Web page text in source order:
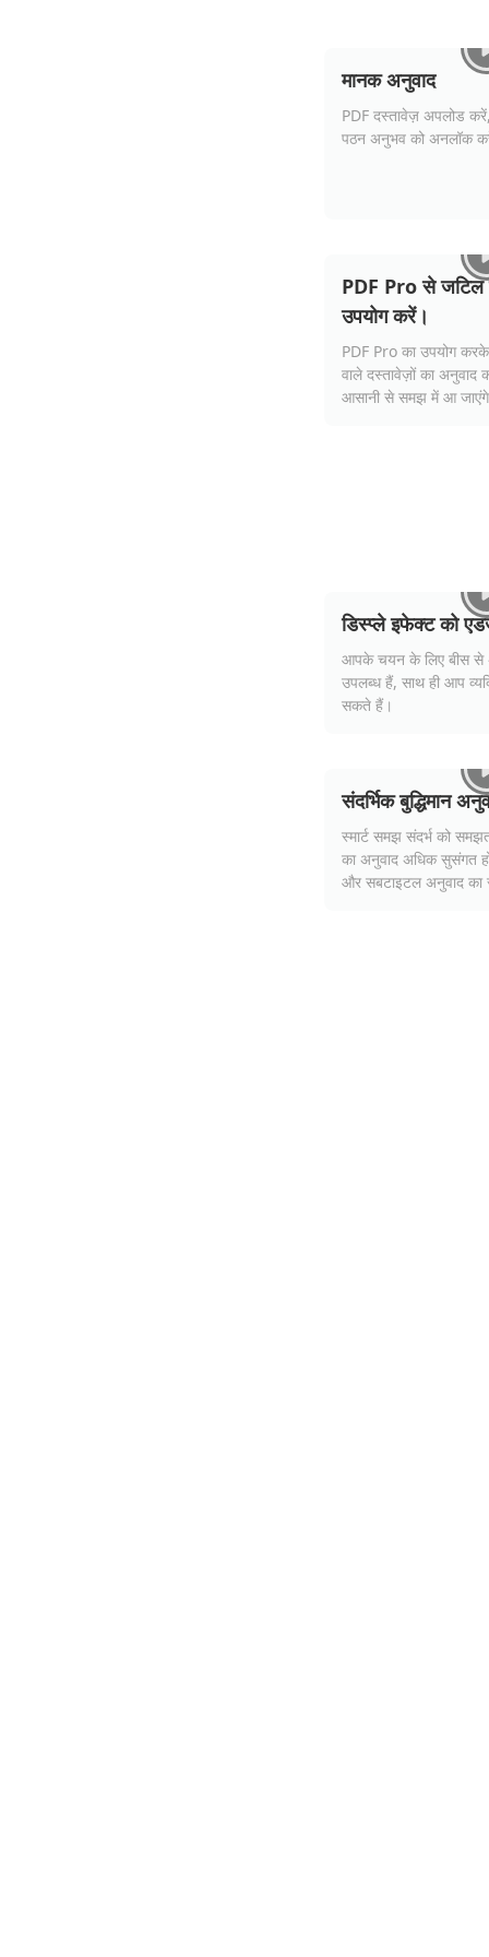
मानक अनुवाद
PDF दस्तावेज़ अपलोड
पठन अनुभव को अनलॉक
PDF Pro से जटिल
उपयोग करें।
PDF Pro का उपयोग
वाले दस्तावेज़ों का अनुवाद
आसानी से समझ में आ
डिस्प्ले इफेक्ट को
आपके चयन के लिए बीस से
उपलब्ध हैं, साथ ही आप
सकते हैं।
संदर्भिक बुद्धिमान
स्मार्ट समझ संदर्भ को
का अनुवाद अधिक सुसंगत
और सबटाइटल अनुवाद का